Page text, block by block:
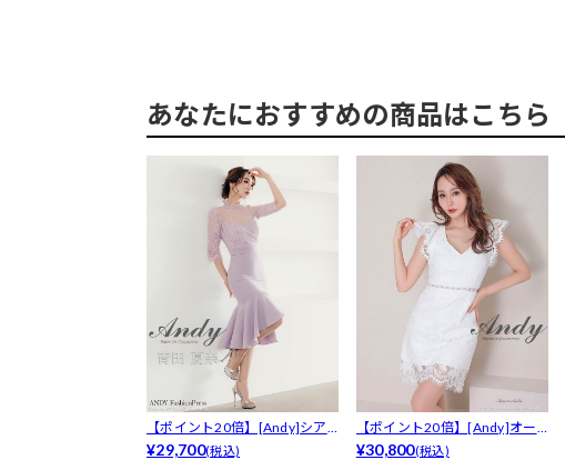
あなたにおすすめの商品はこちら
【ポイント20倍】[Andy]シア
ーチ...
¥29,700(税込)
【ポイント20倍】[Andy]オー
ルリ...
¥30,800(税込)